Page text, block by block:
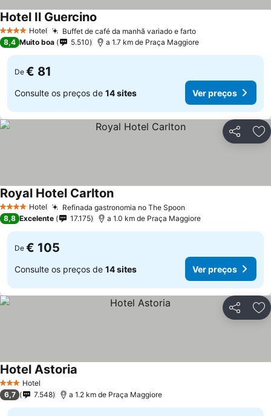
4 EstrelasHotel Buffet de café da manhã variado e farto
Hotel Il Guercino
8,4 Muito boa 5.510 a 1.7 km de Praça Maggiore
De € 81
Consulte os preços de 14 sites Ver preços
Partilhar
4 EstrelasHotel Refinada gastronomia no The Spoon
Royal Hotel Carlton
8,8 Excelente 17.175 a 1.0 km de Praça Maggiore
De € 105
Consulte os preços de 14 sites Ver preços
Partilhar
3 EstrelasHotel
Hotel Astoria
6,7 7.548 a 1.2 km de Praça Maggiore